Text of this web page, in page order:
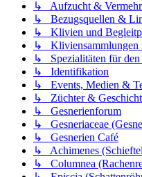
↳ Aufzucht &
↳ Bezugsquellen &
↳ Klivien und
↳ Kliviensammlungen
↳ Spezialitäten für
↳ Identifikation
↳ Events, Medien &
↳ Züchter &
↳ Gesnerienforum
↳ Gesneriaceae
↳ Gesnerien Café
↳ Achimenes
↳ Columnea